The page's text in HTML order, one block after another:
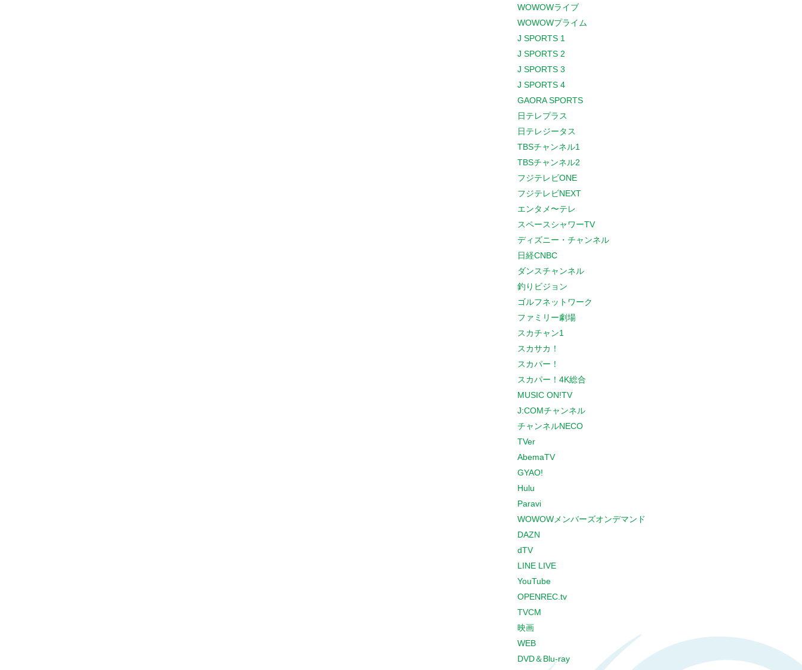
WOWOWライブ
WOWOWプライム
J SPORTS 1
J SPORTS 2
J SPORTS 3
J SPORTS 4
GAORA SPORTS
日テレプラス
日テレジータス
TBSチャンネル1
TBSチャンネル2
フジテレビONE
フジテレビNEXT
エンタメ〜テレ
スペースシャワーTV
ディズニー・チャンネル
日経CNBC
ダンスチャンネル
釣りビジョン
ゴルフネットワーク
ファミリー劇場
スカチャン1
スカサカ！
スカパー！
スカパー！4K総合
MUSIC ON!TV
J:COMチャンネル
チャンネルNECO
TVer
AbemaTV
GYAO!
Hulu
Paravi
WOWOWメンバーズオンデマンド
DAZN
dTV
LINE LIVE
YouTube
OPENREC.tv
TVCM
映画
WEB
DVD＆Blu-ray